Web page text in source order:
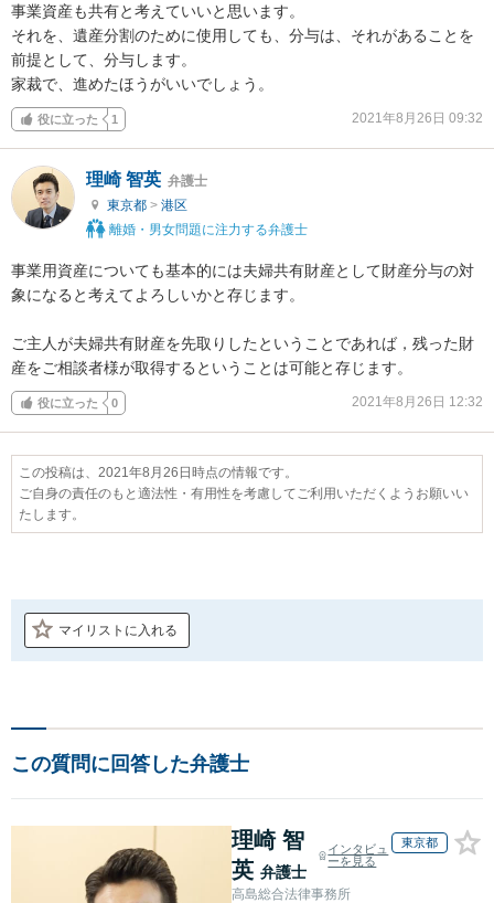
事業資産も共有と考えていいと思います。
それを、遺産分割のために使用しても、分与は、それがあることを
前提として、分与します。
家裁で、進めたほうがいいでしょう。
役に立った 1 2021年8月26日 09:32
理崎 智英 弁護士
東京都 > 港区
離婚・男女問題に注力する弁護士
事業用資産についても基本的には夫婦共有財産として財産分与の対
象になると考えてよろしいかと存じます。
ご主人が夫婦共有財産を先取りしたということであれば，残った財
産をご相談者様が取得するということは可能と存じます。
役に立った 0 2021年8月26日 12:32
この投稿は、2021年8月26日時点の情報です。
ご自身の責任のもと適法性・有用性を考慮してご利用いただくようお願いい
たします。
マイリストに入れる
この質問に回答した弁護士
理崎 智
英 弁護士
インタビュ
ーを見る
東京都
高島総合法律事務所